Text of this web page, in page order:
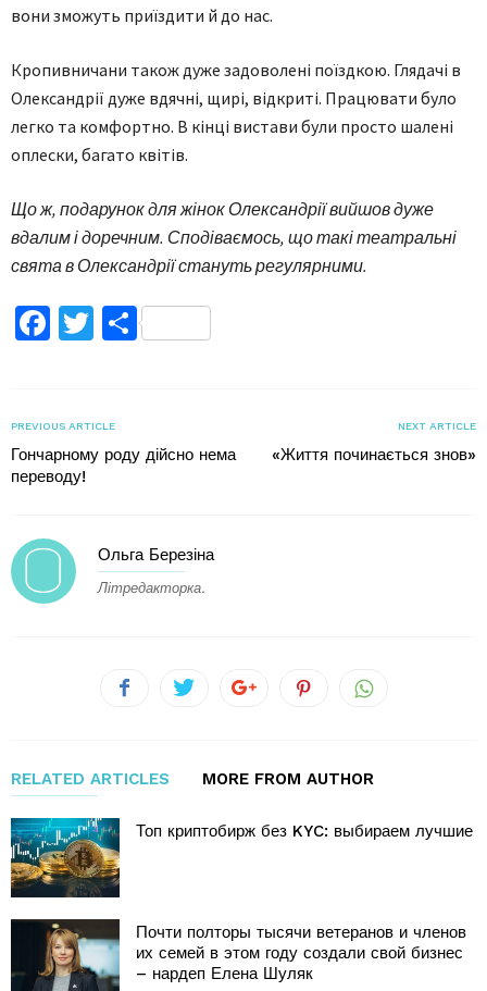
вони зможуть приїздити й до нас.
Кропивничани також дуже задоволені поїздкою. Глядачі в
Олександрії дуже вдячні, щирі, відкриті. Працювати було
легко та комфортно. В кінці вистави були просто шалені
оплески, багато квітів.
Що ж, подарунок для жінок Олександрії вийшов дуже
вдалим і доречним. Сподіваємось, що такі театральні
свята в Олександрії стануть регулярними.
Facebook
TwitterПоділитися
PREVIOUS ARTICLE
Гончарному роду дійсно нема
переводу!
NEXT ARTICLE
«Життя починається знов»
Ольга Березіна
Літредакторка.
RELATED ARTICLES MORE FROM AUTHOR
Топ криптобирж без KYC: выбираем лучшие
Почти полторы тысячи ветеранов и членов
их семей в этом году создали свой бизнес
– нардеп Елена Шуляк